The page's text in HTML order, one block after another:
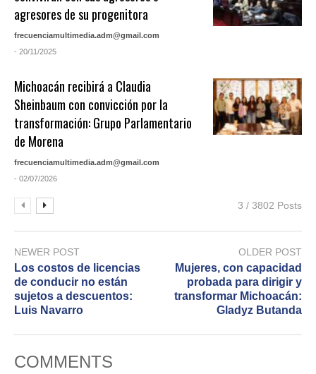
agresores de su progenitora
frecuenciamultimedia.adm@gmail.com
- 20/11/2025
Michoacán recibirá a Claudia
Sheinbaum con convicción por la
transformación: Grupo Parlamentario
de Morena
frecuenciamultimedia.adm@gmail.com
- 02/07/2026
3 / 3802 Posts
NEWER POST
Los costos de licencias
de conducir no están
sujetos a descuentos:
Luis Navarro
OLDER POST
Mujeres, con capacidad
probada para dirigir y
transformar Michoacán:
Gladyz Butanda
COMMENTS